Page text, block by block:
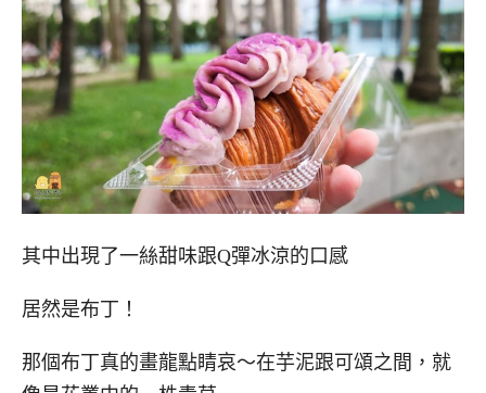
其中出現了一絲甜味跟Q彈冰涼的口感
居然是布丁！
那個布丁真的畫龍點睛哀～在芋泥跟可頌之間，就